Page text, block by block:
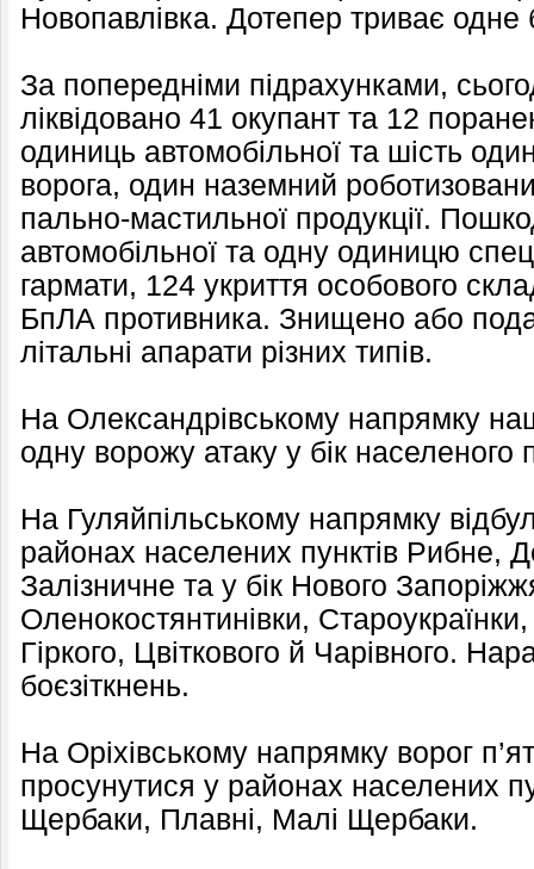
Новопавлівка. Дотепер триває одне
За попередніми підрахунками,
ліквідовано 41 окупант та 12
одиниць автомобільної та шість
ворога, один наземний
пально-мастильної продукції.
автомобільної та одну одиницю
гармати, 124 укриття особового
БпЛА противника. Знищено або
літальні апарати різних типів.
На Олександрівському напрямку
одну ворожу атаку у бік населеного
На Гуляйпільському напрямку
районах населених пунктів Рибне,
Залізничне та у бік Нового
Оленокостянтинівки,
Гіркого, Цвіткового й Чарівного.
боєзіткнень.
На Оріхівському напрямку ворог
просунутися у районах населених
Щербаки, Плавні, Малі Щербаки.